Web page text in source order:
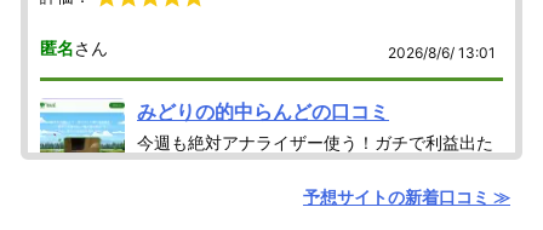
匿名さん 2026/8/6/ 13:01
みどりの的中らんどの口コミ
今週も絶対アナライザー使う！ガチで利益出た
情報から優先的に使っていくスタイル！
予想サイトの新着口コミ ≫